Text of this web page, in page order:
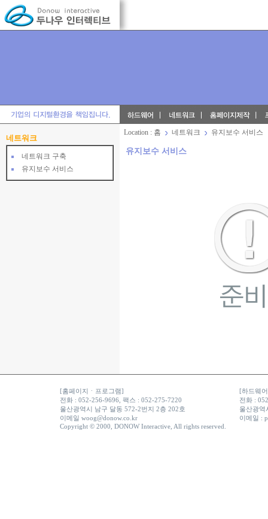
네트워크
네트워크 구축
유지보수 서비스
Location: 홈 네트워크 유지보수 서비스
유지보수 서비스
[홈페이지ㆍ프로그램]
전화 : 052-256-9696, 팩스 : 052-275-7220
울산광역시 남구 달동 572-2번지 2층 202호
이메일 woog@donow.co.kr
[하드웨
전화 :
울산광역
이메일 :
Copyright © 2000, DONOW Interactive, All rights reserved.